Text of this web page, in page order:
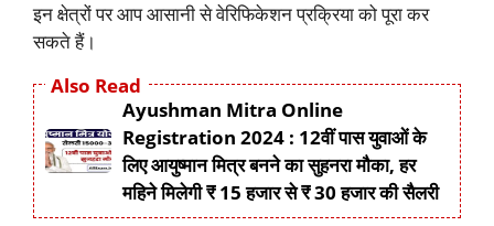
इन क्षेत्रों पर आप आसानी से वेरिफिकेशन प्रक्रिया को पूरा कर
सकते हैं।
Also Read
Ayushman Mitra Online
Registration 2024 : 12वीं पास युवाओं के
लिए आयुष्मान मित्र बनने का सुहनरा मौका, हर
महिने मिलेगी ₹ 15 हजार से ₹ 30 हजार की सैलरी